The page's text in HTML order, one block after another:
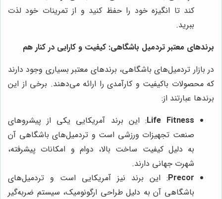
کند تا انگیزه خود را حفظ کنید و از تمرینات خود لذت
ببرید.
برندهای معتبر تردمیل باشگاهی: کیفیت و کارایی در کنار هم
در بازار تردمیل‌های باشگاهی، برندهای معتبر بسیاری وجود دارند
که محصولات باکیفیت و کارآمدی را ارائه می‌دهند. برخی از این
برندها عبارتند از:
Life Fitness: این برند آمریکایی یکی از پیشروهای
صنعت تجهیزات ورزشی است و تردمیل‌های باشگاهی آن
به دلیل کیفیت ساخت بالا، دوام و امکانات پیشرفته،
شهرت جهانی دارند.
Precor: این برند نیز آمریکایی است و تردمیل‌های
باشگاهی آن به دلیل طراحی ارگونومیک، سیستم ضربه‌گیر